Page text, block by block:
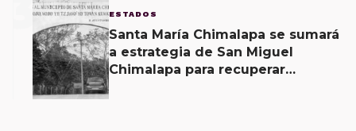
ESTADOS
Santa María Chimalapa se sumará
a estrategia de San Miguel
Chimalapa para recuperar